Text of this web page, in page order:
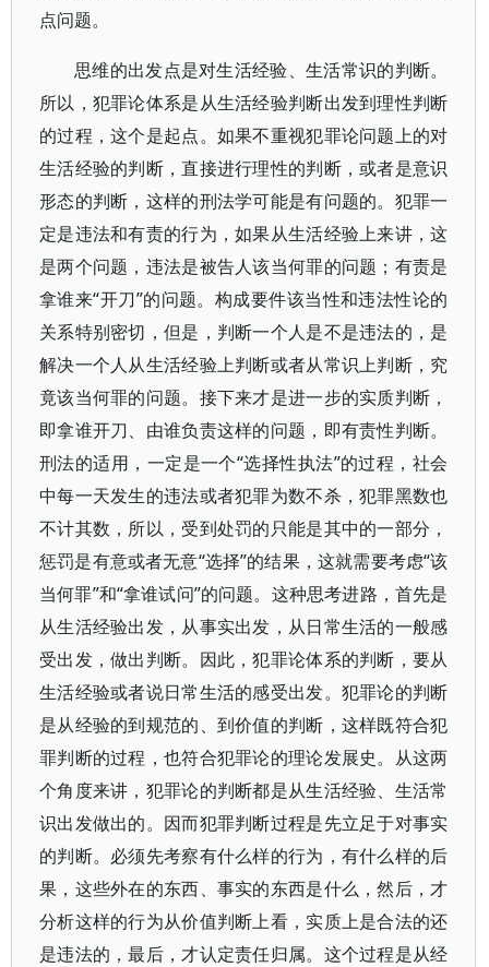
点问题。
思维的出发点是对生活经验、生活常识的判断。
所以，犯罪论体系是从生活经验判断出发到理性判断
的过程，这个是起点。如果不重视犯罪论问题上的对
生活经验的判断，直接进行理性的判断，或者是意识
形态的判断，这样的刑法学可能是有问题的。犯罪一
定是违法和有责的行为，如果从生活经验上来讲，这
是两个问题，违法是被告人该当何罪的问题；有责是
拿谁来“开刀”的问题。构成要件该当性和违法性论的
关系特别密切，但是，判断一个人是不是违法的，是
解决一个人从生活经验上判断或者从常识上判断，究
竟该当何罪的问题。接下来才是进一步的实质判断，
即拿谁开刀、由谁负责这样的问题，即有责性判断。
刑法的适用，一定是一个“选择性执法”的过程，社会
中每一天发生的违法或者犯罪为数不杀，犯罪黑数也
不计其数，所以，受到处罚的只能是其中的一部分，
惩罚是有意或者无意“选择”的结果，这就需要考虑“该
当何罪”和“拿谁试问”的问题。这种思考进路，首先是
从生活经验出发，从事实出发，从日常生活的一般感
受出发，做出判断。因此，犯罪论体系的判断，要从
生活经验或者说日常生活的感受出发。犯罪论的判断
是从经验的到规范的、到价值的判断，这样既符合犯
罪判断的过程，也符合犯罪论的理论发展史。从这两
个角度来讲，犯罪论的判断都是从生活经验、生活常
识出发做出的。因而犯罪判断过程是先立足于对事实
的判断。必须先考察有什么样的行为，有什么样的后
果，这些外在的东西、事实的东西是什么，然后，才
分析这样的行为从价值判断上看，实质上是合法的还
是违法的，最后，才认定责任归属。这个过程是从经